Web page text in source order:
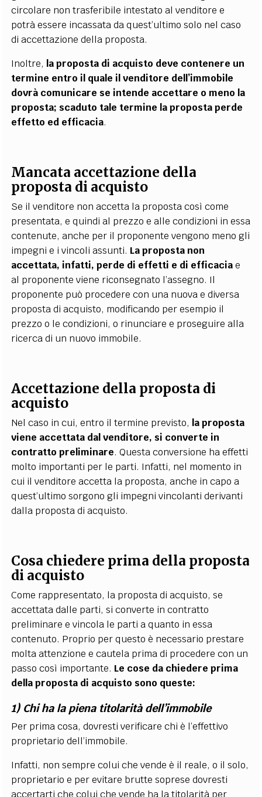
circolare non trasferibile intestato al venditore e
potrà essere incassata da quest’ultimo solo nel caso
di accettazione della proposta.
Inoltre, la proposta di acquisto deve contenere un
termine entro il quale il venditore dell’immobile
dovrà comunicare se intende accettare o meno la
proposta; scaduto tale termine la proposta perde
effetto ed efficacia.
Mancata accettazione della
proposta di acquisto
Se il venditore non accetta la proposta così come
presentata, e quindi al prezzo e alle condizioni in essa
contenute, anche per il proponente vengono meno gli
impegni e i vincoli assunti. La proposta non
accettata, infatti, perde di effetti e di efficaciae
al proponente viene riconsegnato l’assegno. Il
proponente può procedere con una nuova e diversa
proposta di acquisto, modificando per esempio il
prezzo o le condizioni, o rinunciare e proseguire alla
ricerca di un nuovo immobile.
Accettazione della proposta di
acquisto
Nel caso in cui, entro il termine previsto, la proposta
viene accettata dal venditore, si converte in
contratto preliminare. Questa conversione ha effetti
molto importanti per le parti. Infatti, nel momento in
cui il venditore accetta la proposta, anche in capo a
quest’ultimo sorgono gli impegni vincolanti derivanti
dalla proposta di acquisto.
Cosa chiedere prima della proposta
di acquisto
Come rappresentato, la proposta di acquisto, se
accettata dalle parti, si converte in contratto
preliminare e vincola le parti a quanto in essa
contenuto. Proprio per questo è necessario prestare
molta attenzione e cautela prima di procedere con un
passo così importante. Le cose da chiedere prima
della proposta di acquisto sono queste:
1) Chi ha la piena titolarità dell’immobile
Per prima cosa, dovresti verificare chi è l’effettivo
proprietario dell’immobile.
Infatti, non sempre colui che vende è il reale, o il solo,
proprietario e per evitare brutte soprese dovresti
accertarti che colui che vende ha la titolarità per